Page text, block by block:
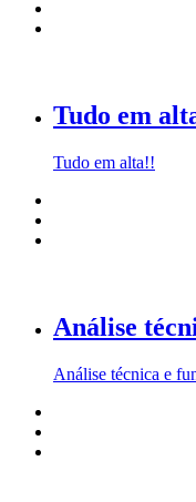
Tudo em
Tudo em alta!!
Análise
Análise técnica e